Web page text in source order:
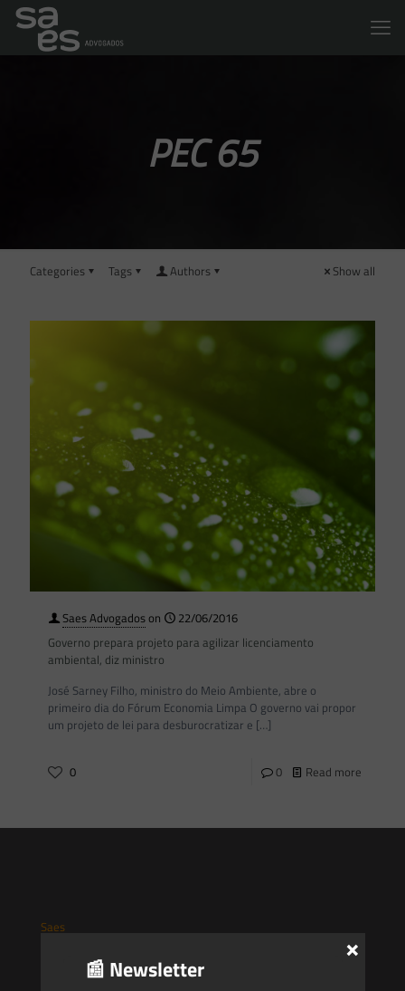
PEC 65
Categories Tags Authors Show all
Saes Advogadoson
22/06/2016
Governo prepara projeto para agilizar licenciamento
ambiental, diz ministro
José Sarney Filho, ministro do Meio Ambiente, abre o
primeiro dia do Fórum Economia Limpa O governo vai propor
um projeto de lei para desburocratizar e […]
0 0 Read more
Saes
Início📰 Newsletter
×